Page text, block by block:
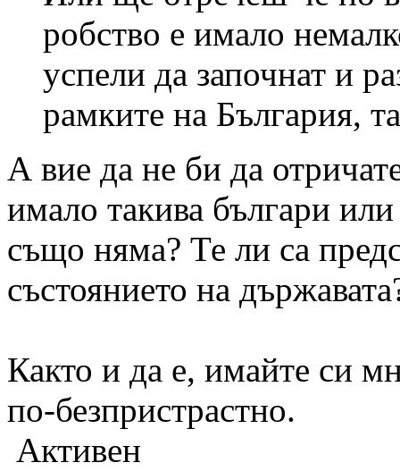
робство е имало
успели да започнат и
рамките на България,
А вие да не би да
имало такива българи
също няма? Те ли са
състоянието на
Както и да е, имайте си
по-безпристрастно.
Активен